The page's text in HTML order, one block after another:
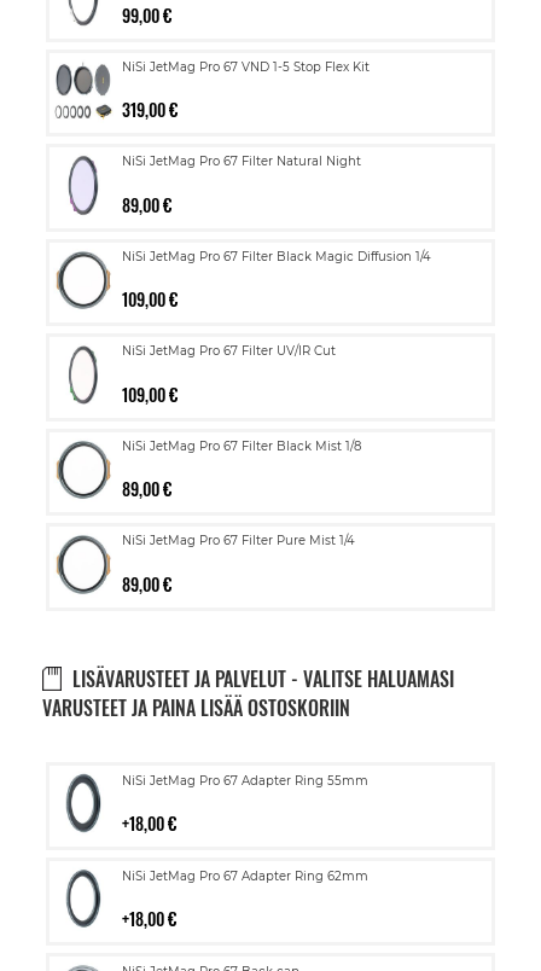
99,00 €
NiSi JetMag Pro 67 VND 1-5 Stop Flex Kit
319,00 €
NiSi JetMag Pro 67 Filter Natural Night
89,00 €
NiSi JetMag Pro 67 Filter Black Magic Diffusion 1/4
109,00 €
NiSi JetMag Pro 67 Filter UV/IR Cut
109,00 €
NiSi JetMag Pro 67 Filter Black Mist 1/8
89,00 €
NiSi JetMag Pro 67 Filter Pure Mist 1/4
89,00 €
LISÄVARUSTEET JA PALVELUT - VALITSE HALUAMASI
VARUSTEET JA PAINA LISÄÄ OSTOSKORIIN
NiSi JetMag Pro 67 Adapter Ring 55mm
18,00 €
Lisää
NiSi JetMag Pro 67 Adapter Ring 62mm
18,00 €
Lisää